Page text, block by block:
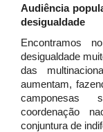
Audiência
desigualdade
Encontramos
desigualdade
das
aumentam,
camponesas
coordenação
conjuntura de